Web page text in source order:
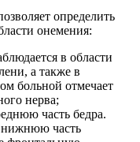
определить
онемения:
в области
а также в
больной отмечает
нерва;
часть бедра.
нижнюю часть